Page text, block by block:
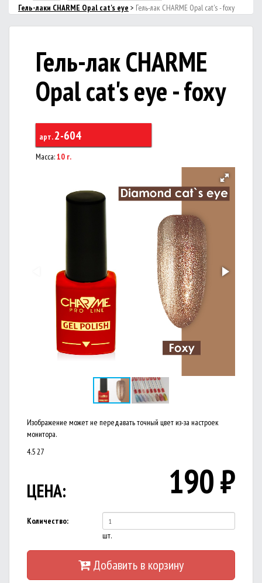
Гель-лаки CHARME Opal cat's eye > Гель-лак CHARME Opal cat's - foxy
Гель-лак CHARME
Opal cat's eye - foxy
арт.2-604
Масса:10 г.
Изображение может не передавать точный цвет из-за настроек
монитора.
4.527
ЦЕНА: 190₽
Количество:
шт.
Добавить в корзину